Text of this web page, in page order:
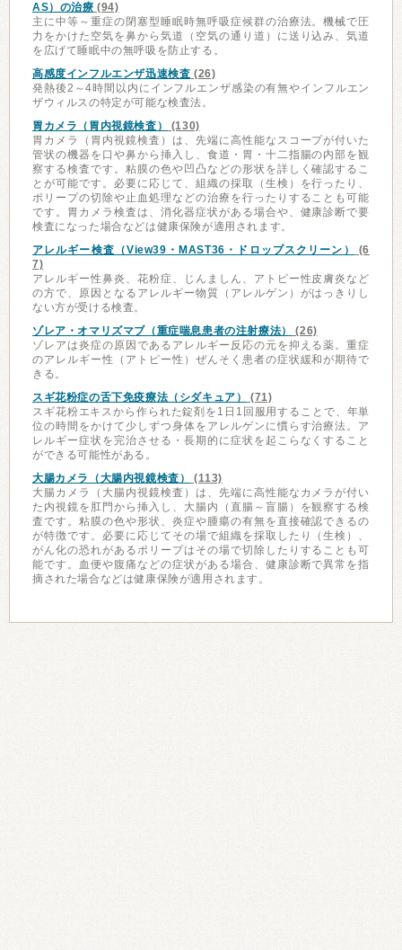
AS）の治療 (94)
主に中等～重症の閉塞型睡眠時無呼吸症候群の治療法。機械で圧
力をかけた空気を鼻から気道（空気の通り道）に送り込み、気道
を広げて睡眠中の無呼吸を防止する。
高感度インフルエンザ迅速検査 (26)
発熱後2～4時間以内にインフルエンザ感染の有無やインフルエン
ザウィルスの特定が可能な検査法。
胃カメラ（胃内視鏡検査）
(130)
胃カメラ（胃内視鏡検査）は、先端に高性能なスコープが付いた
管状の機器を口や鼻から挿入し、食道・胃・十二指腸の内部を観
察する検査です。粘膜の色や凹凸などの形状を詳しく確認するこ
とが可能です。必要に応じて、組織の採取（生検）を行ったり、
ポリープの切除や止血処理などの治療を行ったりすることも可能
です。胃カメラ検査は、消化器症状がある場合や、健康診断で要
検査になった場合などは健康保険が適用されます。
アレルギー検査（View39・MAST36・ドロップスクリーン）
(6
7)
アレルギー性鼻炎、花粉症、じんましん、アトピー性皮膚炎など
の方で、原因となるアレルギー物質（アレルゲン）がはっきりし
ない方が受ける検査。
ゾレア・オマリズマブ（重症喘息患者の注射療法）
(26)
ゾレアは炎症の原因であるアレルギー反応の元を抑える薬。重症
のアレルギー性（アトピー性）ぜんそく患者の症状緩和が期待で
きる。
スギ花粉症の舌下免疫療法（シダキュア）
(71)
スギ花粉エキスから作られた錠剤を1日1回服用することで、年単
位の時間をかけて少しずつ身体をアレルゲンに慣らす治療法。ア
レルギー症状を完治させる・長期的に症状を起こらなくすること
ができる可能性がある。
大腸カメラ（大腸内視鏡検査）
(113)
大腸カメラ（大腸内視鏡検査）は、先端に高性能なカメラが付い
た内視鏡を肛門から挿入し、大腸内（直腸～盲腸）を観察する検
査です。粘膜の色や形状、炎症や腫瘍の有無を直接確認できるの
が特徴です。必要に応じてその場で組織を採取したり（生検）、
がん化の恐れがあるポリープはその場で切除したりすることも可
能です。血便や腹痛などの症状がある場合、健康診断で異常を指
摘された場合などは健康保険が適用されます。